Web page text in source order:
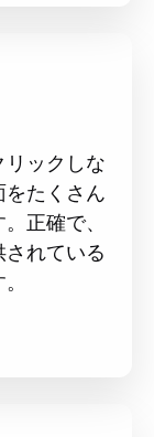
ックしな
たくさん
正確で、
れている